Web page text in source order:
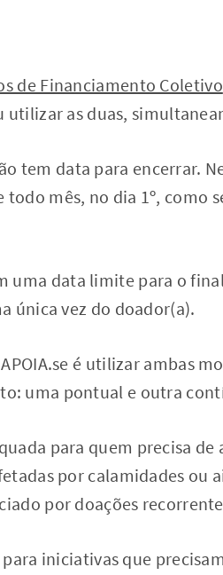
de Financiamento Coletivo
utilizar as duas,
tem data para encerrar.
mês, no dia 1º, como
uma data limite para o
única vez do doador(a).
é utilizar ambas
uma pontual e outra
para quem precisa
por calamidades ou
por doações
iniciativas que